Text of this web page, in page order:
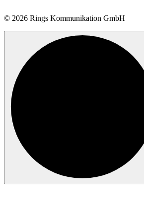
© 2026 Rings Kommunikation GmbH